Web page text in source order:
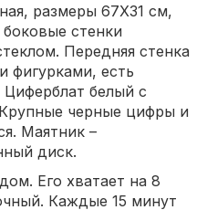
размеры 67X31 см,
стенки
Передняя стенка
фигурками, есть
белый с
черные цифры и
Маятник –
диск.
Его хватает на 8
Каждые 15 минут